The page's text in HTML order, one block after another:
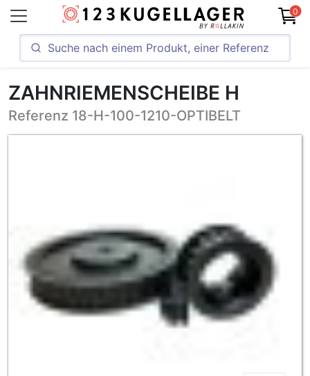
0
ZAHNRIEMENSCHEIBE H
Referenz 18-H-100-1210-OPTIBELT